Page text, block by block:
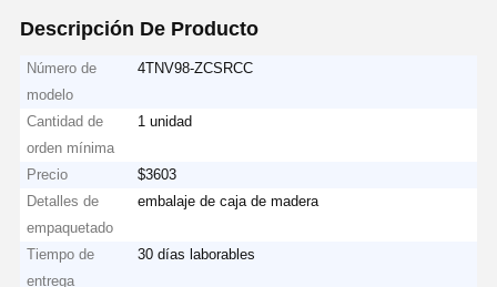
Descripción De Producto
Número de
modelo
4TNV98-ZCSRCC
Cantidad de
orden mínima
1 unidad
Precio
$3603
Detalles de
empaquetado
embalaje de caja de madera
Tiempo de
entrega
30 días laborables